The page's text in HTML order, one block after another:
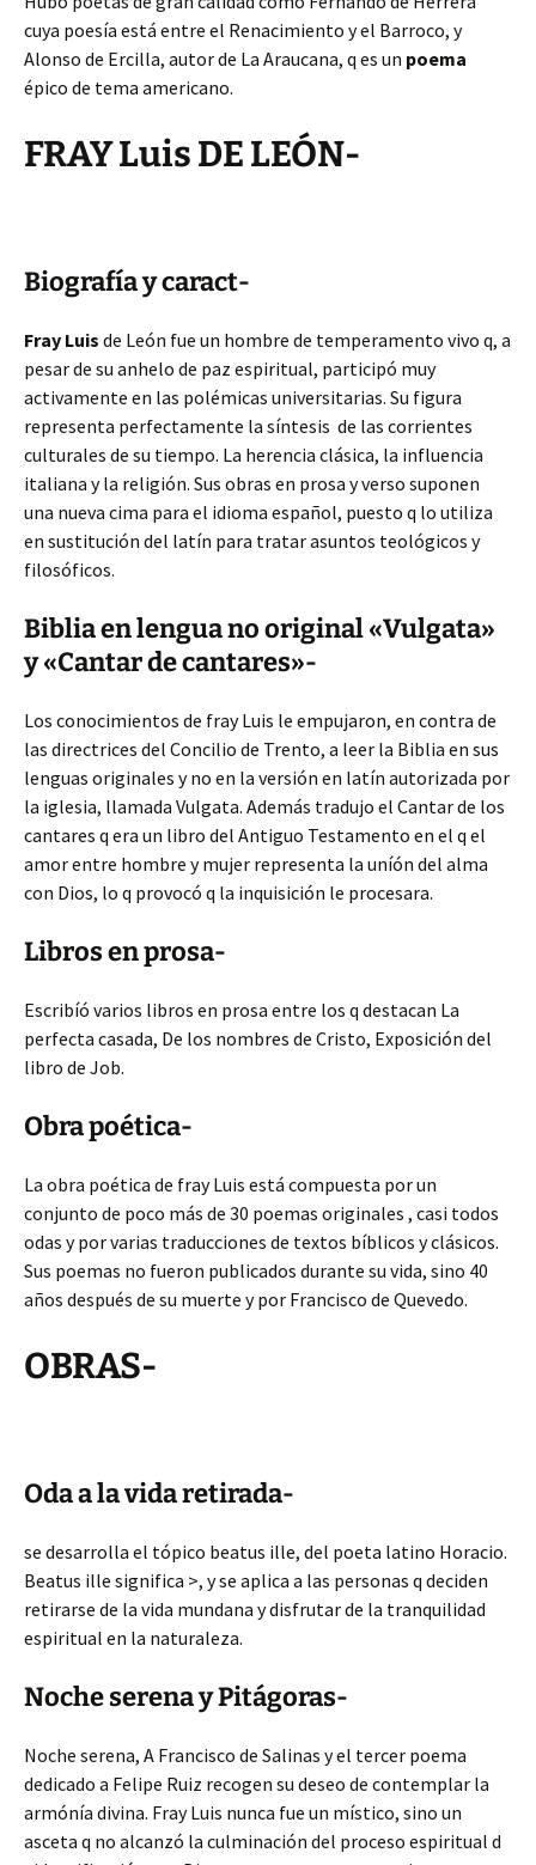
cuya poesía está entre el Renacimiento y el Barroco, y
Alonso de Ercilla, autor de La Araucana, q es un poema
épico de tema americano.
FRAY Luis DE LEÓN-
Biografía y caract-
Fray Luis de León fue un hombre de temperamento vivo q, a
pesar de su anhelo de paz espiritual, participó muy
activamente en las polémicas universitarias. Su figura
representa perfectamente la síntesis de las corrientes
culturales de su tiempo. La herencia clásica, la influencia
italiana y la religión. Sus obras en prosa y verso suponen
una nueva cima para el idioma español, puesto q lo utiliza
en sustitución del latín para tratar asuntos teológicos y
filosóficos.
Biblia en lengua no original «Vulgata»
y «Cantar de cantares»-
Los conocimientos de fray Luis le empujaron, en contra de
las directrices del Concilio de Trento, a leer la Biblia en sus
lenguas originales y no en la versión en latín autorizada por
la iglesia, llamada Vulgata. Además tradujo el Cantar de los
cantares q era un libro del Antiguo Testamento en el q el
amor entre hombre y mujer representa la uníón del alma
con Dios, lo q provocó q la inquisición le procesara.
Libros en prosa-
Escribíó varios libros en prosa entre los q destacan La
perfecta casada, De los nombres de Cristo, Exposición del
libro de Job.
Obra poética-
La obra poética de fray Luis está compuesta por un
conjunto de poco más de 30 poemas originales , casi todos
odas y por varias traducciones de textos bíblicos y clásicos.
Sus poemas no fueron publicados durante su vida, sino 40
años después de su muerte y por Francisco de Quevedo.
OBRAS-
Oda a la vida retirada-
se desarrolla el tópico beatus ille, del poeta latino Horacio.
Beatus ille significa >, y se aplica a las personas q deciden
retirarse de la vida mundana y disfrutar de la tranquilidad
espiritual en la naturaleza.
Noche serena y Pitágoras-
Noche serena, A Francisco de Salinas y el tercer poema
dedicado a Felipe Ruiz recogen su deseo de contemplar la
armónía divina. Fray Luis nunca fue un místico, sino un
asceta q no alcanzó la culminación del proceso espiritual d